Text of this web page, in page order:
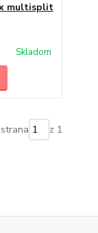
multisplit
Skladom
strana z 1